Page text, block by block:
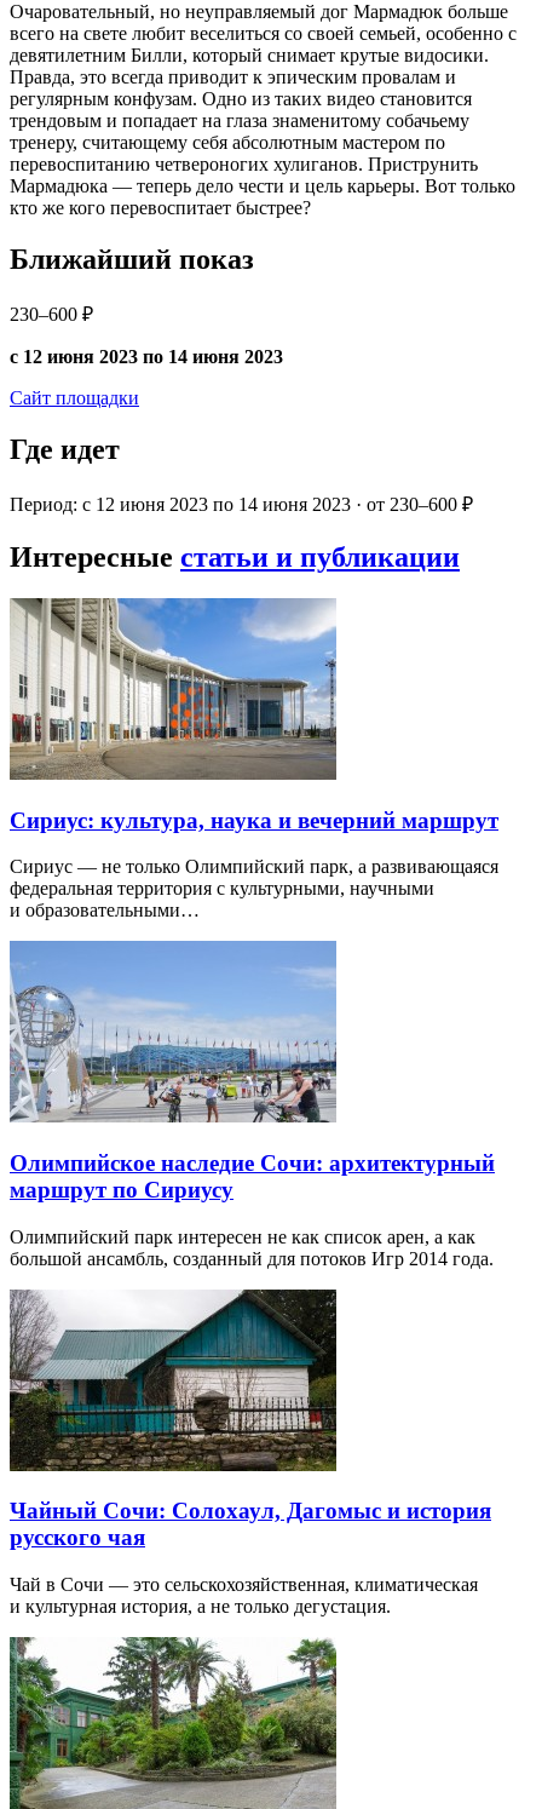
Очаровательный, но неуправляемый дог Мармадюк больше
всего на свете любит веселиться со своей семьей, особенно с
девятилетним Билли, который снимает крутые видосики.
Правда, это всегда приводит к эпическим провалам и
регулярным конфузам. Одно из таких видео становится
трендовым и попадает на глаза знаменитому собачьему
тренеру, считающему себя абсолютным мастером по
перевоспитанию четвероногих хулиганов. Приструнить
Мармадюка — теперь дело чести и цель карьеры. Вот только
кто же кого перевоспитает быстрее?
Ближайший показ
230–600 ₽
с 12 июня 2023 по 14 июня 2023
Сайт площадки
Где идет
Период: с 12 июня 2023 по 14 июня 2023 · от 230–600 ₽
Интересные статьи и публикации
Сириус: культура, наука и вечерний маршрут
Сириус — не только Олимпийский парк, а развивающаяся
федеральная территория с культурными, научными
и образовательными…
Олимпийское наследие Сочи: архитектурный
маршрут по Сириусу
Олимпийский парк интересен не как список арен, а как
большой ансамбль, созданный для потоков Игр 2014 года.
Чайный Сочи: Солохаул, Дагомыс и история
русского чая
Чай в Сочи — это сельскохозяйственная, климатическая
и культурная история, а не только дегустация.